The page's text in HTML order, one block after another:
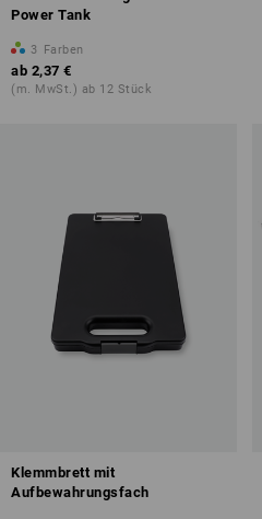
Power Tank
3 Farben
ab 2,37 €
(m. MwSt.) ab 12 Stück
Klemmbrett mit
Aufbewahrungsfach